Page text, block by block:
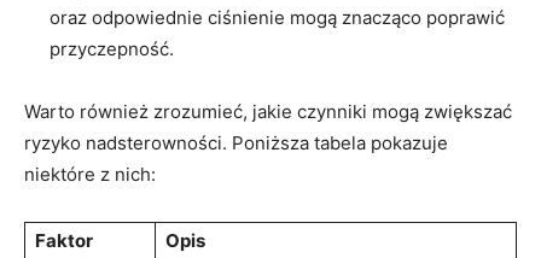
oraz odpowiednie ciśnienie mogą ⁤znacząco poprawić
przyczepność.
Warto również zrozumieć, jakie czynniki mogą zwiększać
ryzyko nadsterowności. Poniższa ‍tabela pokazuje
⁣niektóre z nich:
Faktor Opis